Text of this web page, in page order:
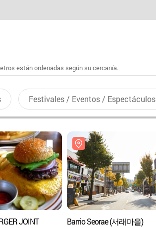
están ordenadas según su cercanía.
Festivales / Eventos / Espectáculos
JOINT
Barrio Seorae (서래마을)